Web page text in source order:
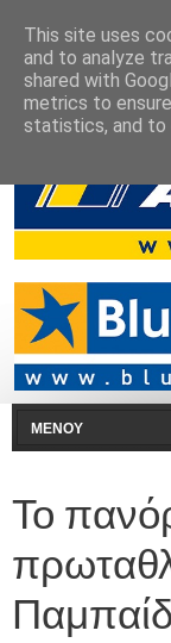
Το
This site uses
and to analyze
shared with
metrics to
statistics, and to